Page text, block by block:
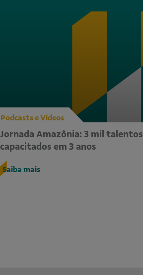
Podcasts e Vídeos
Jornada Amazônia: 3 mil talentos
capacitados em 3 anos
Saiba mais